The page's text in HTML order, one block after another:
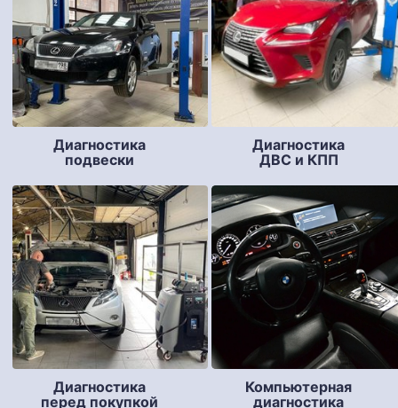
Диагностика
подвески
Диагностика
ДВС и КПП
Диагностика
перед покупкой
Компьютерная
диагностика